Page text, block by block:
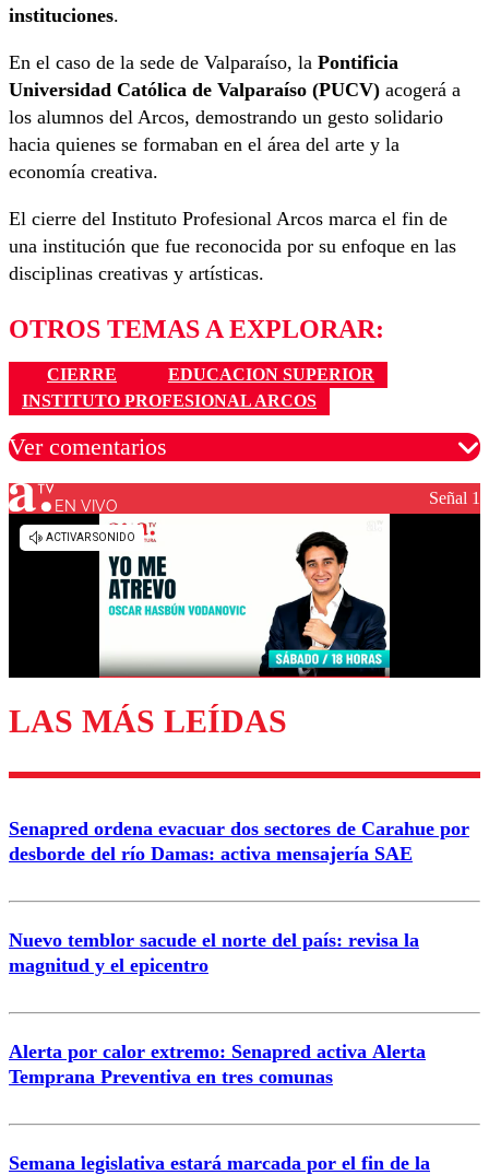
instituciones.
En el caso de la sede de Valparaíso, la Pontificia
Universidad Católica de Valparaíso (PUCV) acogerá a
los alumnos del Arcos, demostrando un gesto solidario
hacia quienes se formaban en el área del arte y la
economía creativa.
El cierre del Instituto Profesional Arcos marca el fin de
una institución que fue reconocida por su enfoque en las
disciplinas creativas y artísticas.
OTROS TEMAS A EXPLORAR:
CIERRE
EDUCACION SUPERIOR
INSTITUTO PROFESIONAL ARCOS
Ver comentarios
Los comentarios son moderados para garantizar un
diálogo respetuoso.
Enviar comentario
EN VIVO Señal 1
LAS MÁS LEÍDAS
Senapred ordena evacuar dos sectores de Carahue por
desborde del río Damas: activa mensajería SAE
Nuevo temblor sacude el norte del país: revisa la
magnitud y el epicentro
Alerta por calor extremo: Senapred activa Alerta
Temprana Preventiva en tres comunas
Semana legislativa estará marcada por el fin de la